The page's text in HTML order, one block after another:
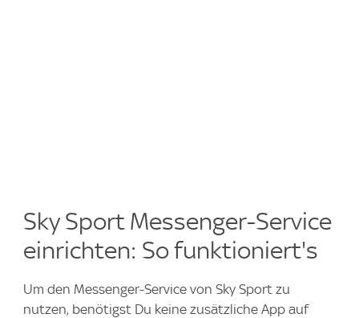
Sky Sport Messenger-Service
einrichten: So funktioniert's
Um den Messenger-Service von Sky Sport zu
nutzen, benötigst Du keine zusätzliche App auf